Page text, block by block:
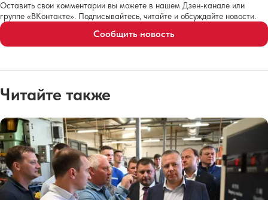
Оставить свои комментарии вы можете в нашем Дзен-канале или
группе «ВКонтакте». Подписывайтесь, читайте и обсуждайте новости.
Сообщить новость
Читайте также